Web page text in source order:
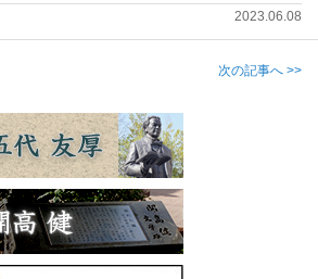
2023.06.08
次の記事へ >>